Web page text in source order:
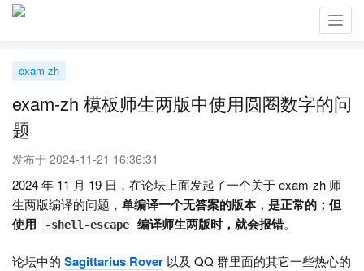
exam-zh
exam-zh 模板师生两版中使用圆圈数字的问
题
发布于 2024-11-21 16:36:31
2024 年 11 月 19 日，在论坛上面发起了一个关于 exam-zh 师
生两版编译的问题， 单编译一个无答案的版本，是正常的；但
使用
-shell-escape 编译师生两版时，就会报错。
论坛中的 Sagittarius Rover 以及 QQ 群里面的其它一些热心的